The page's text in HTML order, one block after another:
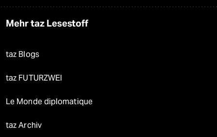
Mehr taz Lesestoff
taz Blogs
taz FUTURZWEI
Le Monde diplomatique
taz Archiv